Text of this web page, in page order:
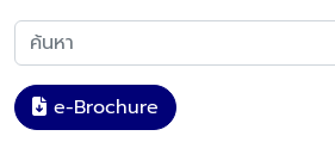
e-Brochure